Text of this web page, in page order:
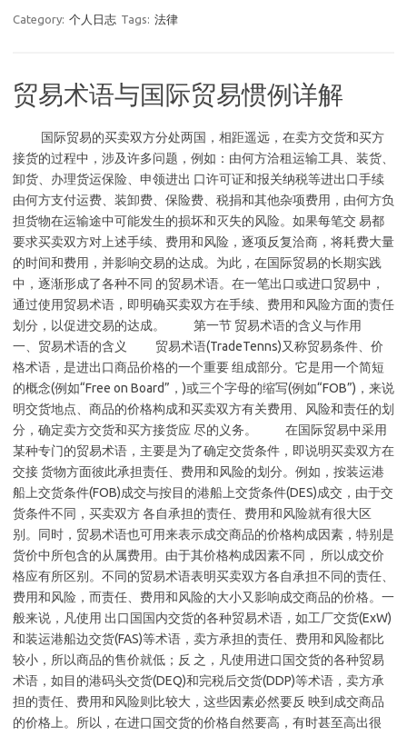
Category: 个人日志 Tags: 法律
贸易术语与国际贸易惯例详解
国际贸易的买卖双方分处两国，相距遥远，在卖方交货和买方
接货的过程中，涉及许多问题，例如：由何方洽租运输工具、装货、
卸货、办理货运保险、申领进出 口许可证和报关纳税等进出口手续
由何方支付运费、装卸费、保险费、税捐和其他杂项费用，由何方负
担货物在运输途中可能发生的损坏和灭失的风险。如果每笔交 易都
要求买卖双方对上述手续、费用和风险，逐项反复洽商，将耗费大量
的时间和费用，并影响交易的达成。为此，在国际贸易的长期实践
中，逐渐形成了各种不同 的贸易术语。在一笔出口或进口贸易中，
通过使用贸易术语，即明确买卖双方在手续、费用和风险方面的责任
划分，以促进交易的达成。 第一节 贸易术语的含义与作用
一、贸易术语的含义 贸易术语(TradeTenns)又称贸易条件、价
格术语，是进出口商品价格的一个重要 组成部分。它是用一个简短
的概念(例如“Free on Board”，)或三个字母的缩写(例如“FOB”)，来说
明交货地点、商品的价格构成和买卖双方有关费用、风险和责任的划
分，确定卖方交货和买方接货应 尽的义务。 在国际贸易中采用
某种专门的贸易术语，主要是为了确定交货条件，即说明买卖双方在
交接 货物方面彼此承担责任、费用和风险的划分。例如，按装运港
船上交货条件(FOB)成交与按目的港船上交货条件(DES)成交，由于交
货条件不同，买卖双方 各自承担的责任、费用和风险就有很大区
别。同时，贸易术语也可用来表示成交商品的价格构成因素，特别是
货价中所包含的从属费用。由于其价格构成因素不同， 所以成交价
格应有所区别。不同的贸易术语表明买卖双方各自承担不同的责任、
费用和风险，而责任、费用和风险的大小又影响成交商品的价格。一
般来说，凡使用 出口国国内交货的各种贸易术语，如工厂交货(ExW)
和装运港船边交货(FAS)等术语，卖方承担的责任、费用和风险都比
较小，所以商品的售价就低；反 之，凡使用进口国交货的各种贸易
术语，如目的港码头交货(DEQ)和完税后交货(DDP)等术语，卖方承
担的责任、费用和风险则比较大，这些因素必然要反 映到成交商品
的价格上。所以，在进口国交货的价格自然要高，有时甚至高出很